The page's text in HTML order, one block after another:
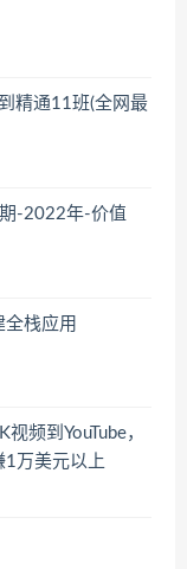
精通11班(全网最
-2022年-价值
全栈应用
频到YouTube，
1万美元以上